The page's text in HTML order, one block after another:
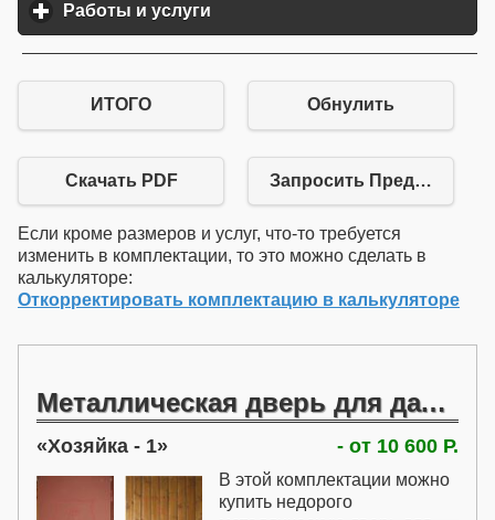
Работы и услуги
ИТОГО Обнулить
Скачать PDF Запросить
Если кроме размеров и услуг, что-то требуется
изменить в комплектации, то это можно сделать в
калькуляторе:
Откорректировать комплектацию в калькуляторе
Металлическая дверь для дачи недорого
Хозяйка - 1 - от 10 600 Р.
В этой комплектации можно
купить недорого